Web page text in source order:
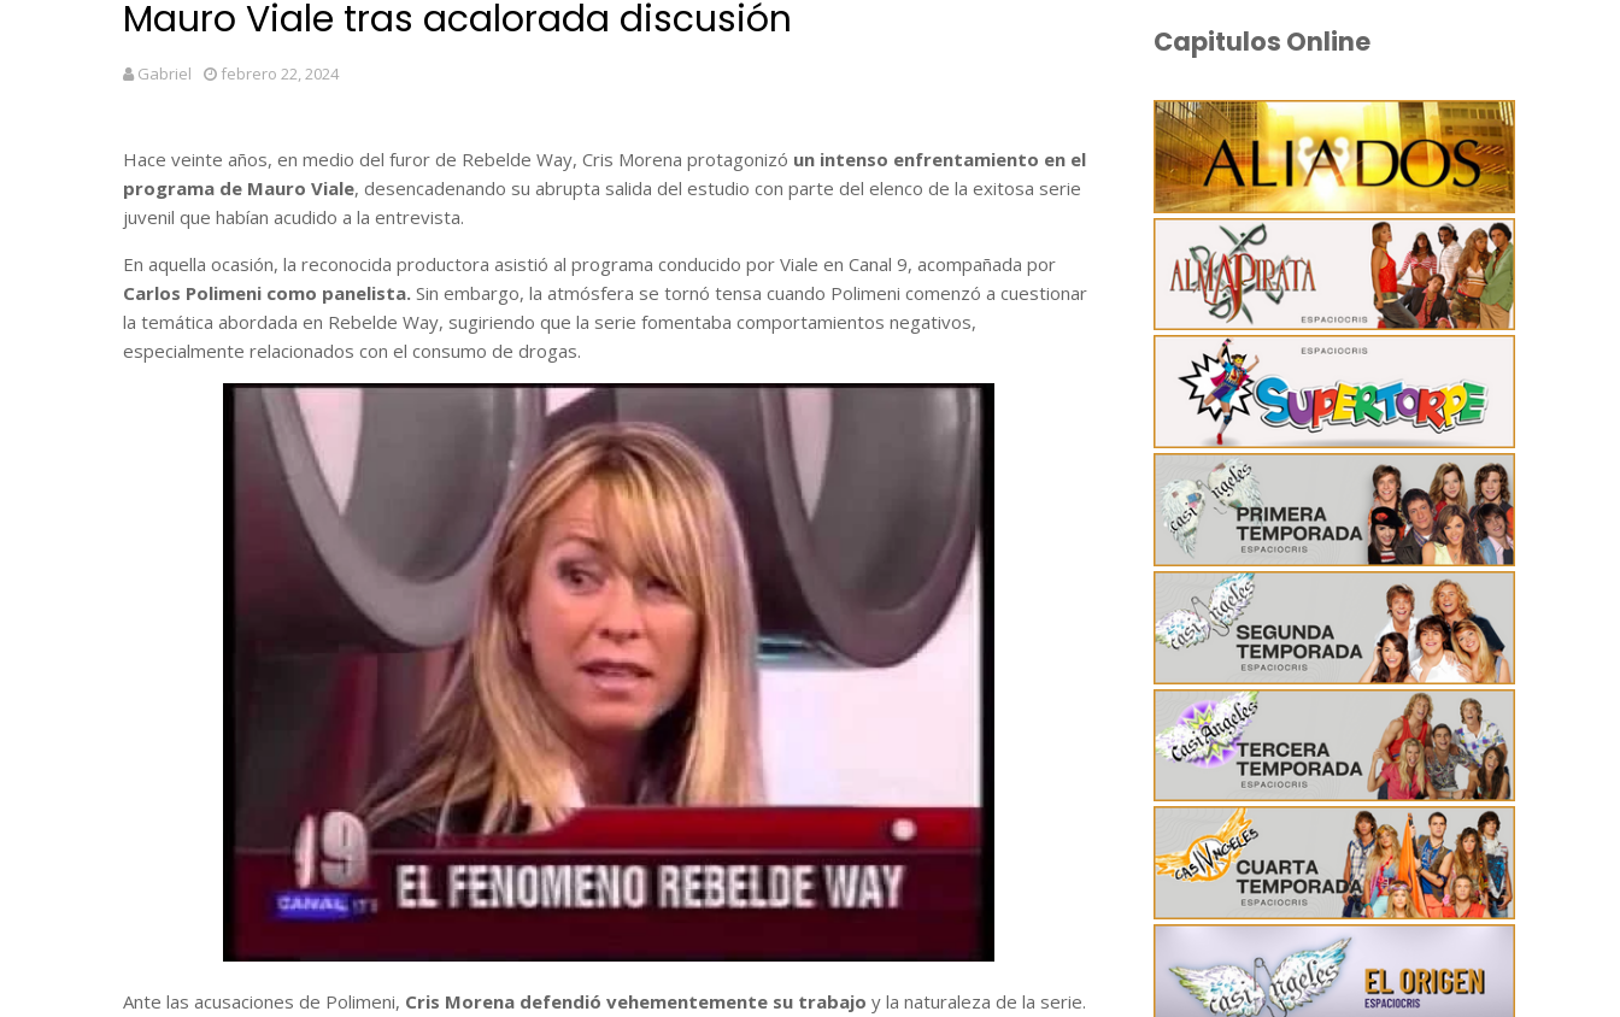
Mauro Viale tras acalorada discusión
Gabriel febrero 22, 2024
Hace veinte años, en medio del furor de Rebelde Way, Cris Morena protagonizó un intenso enfrentamiento en el
programa de Mauro Viale, desencadenando su abrupta salida del estudio con parte del elenco de la exitosa serie
juvenil que habían acudido a la entrevista.
En aquella ocasión, la reconocida productora asistió al programa conducido por Viale en Canal 9, acompañada por
Carlos Polimeni como panelista. Sin embargo, la atmósfera se tornó tensa cuando Polimeni comenzó a cuestionar
la temática abordada en Rebelde Way, sugiriendo que la serie fomentaba comportamientos negativos,
especialmente relacionados con el consumo de drogas.
Ante las acusaciones de Polimeni, Cris Morena defendió vehementemente su trabajo y la naturaleza de la serie.
Capitulos Online